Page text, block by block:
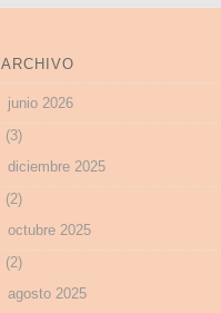
ARCHIVO
junio 2026
(3)
diciembre 2025
(2)
octubre 2025
(2)
agosto 2025